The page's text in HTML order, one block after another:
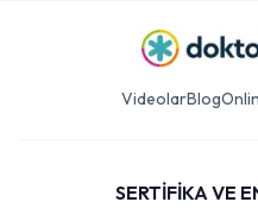
VideolarBlog
SERTİFİKA VE